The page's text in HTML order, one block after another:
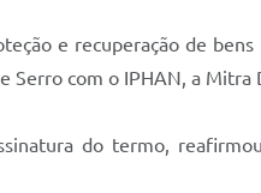
e recuperação de
com o IPHAN, a Mitra
do termo,